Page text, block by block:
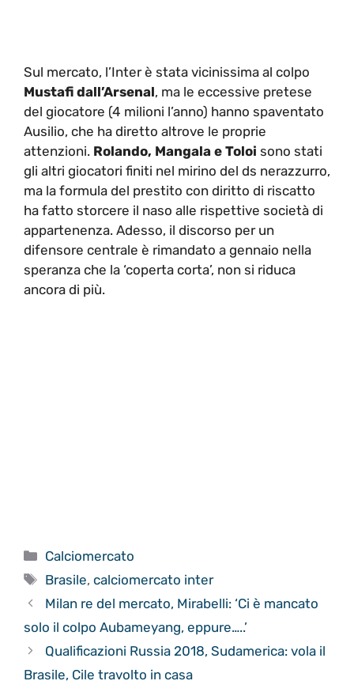
Sul mercato, l’Inter è stata vicinissima al colpo
Mustafi dall’Arsenal, ma le eccessive pretese
del giocatore (4 milioni l’anno) hanno spaventato
Ausilio, che ha diretto altrove le proprie
attenzioni. Rolando, Mangala e Toloi sono stati
gli altri giocatori finiti nel mirino del ds nerazzurro,
ma la formula del prestito con diritto di riscatto
ha fatto storcere il naso alle rispettive società di
appartenenza. Adesso, il discorso per un
difensore centrale è rimandato a gennaio nella
speranza che la ‘coperta corta’, non si riduca
ancora di più.
Categorie
Calciomercato
Tag
Brasile,calciomercato inter
Milan re del mercato, Mirabelli: ‘Ci è mancato
solo il colpo Aubameyang, eppure…..’
Qualificazioni Russia 2018, Sudamerica: vola il
Brasile, Cile travolto in casa